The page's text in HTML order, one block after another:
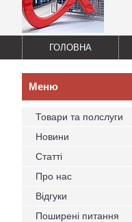
ГОЛОВНА
Товари та полслуги
Новини
Статті
Про нас
Відгуки
Поширені питання